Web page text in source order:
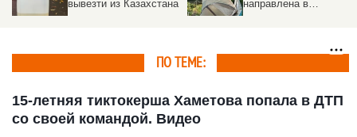
вывезти из Казахстана
направлена в
ПО ТЕМЕ:
15-летняя тиктокерша Хаметова попала в ДТП
со своей командой. Видео